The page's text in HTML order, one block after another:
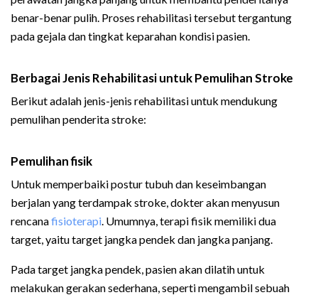
benar-benar pulih. Proses rehabilitasi tersebut tergantung
pada gejala dan tingkat keparahan kondisi pasien.
Berbagai Jenis Rehabilitasi untuk Pemulihan Stroke
Berikut adalah jenis-jenis rehabilitasi untuk mendukung
pemulihan penderita stroke:
Pemulihan fisik
Untuk memperbaiki postur tubuh dan keseimbangan
berjalan yang terdampak stroke, dokter akan menyusun
rencanafisioterapi. Umumnya, terapi fisik memiliki dua
target, yaitu target jangka pendek dan jangka panjang.
Pada target jangka pendek, pasien akan dilatih untuk
melakukan gerakan sederhana, seperti mengambil sebuah